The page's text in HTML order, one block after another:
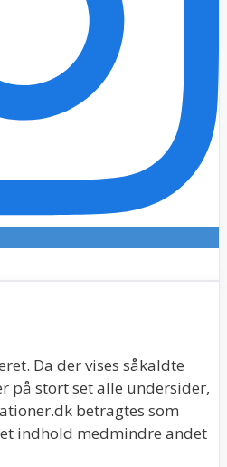
Da der vises såkaldte
på stort set alle undersider,
betragtes som
indhold medmindre andet